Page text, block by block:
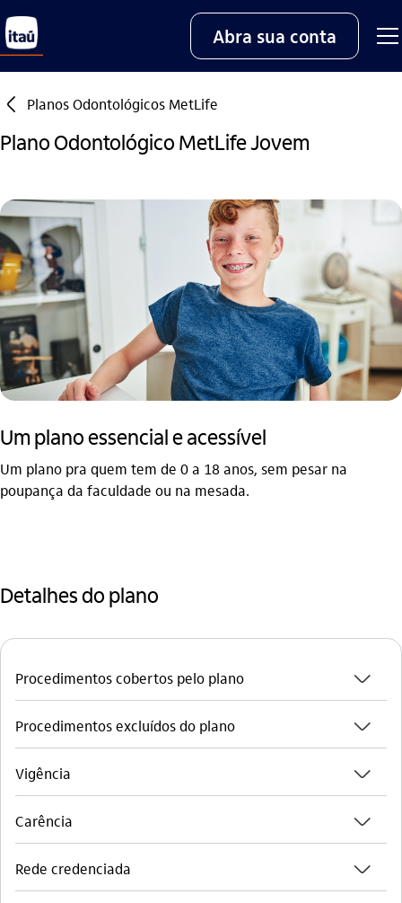
Abra sua conta
seta_esquerda Planos Odontológicos MetLife
Plano Odontológico MetLife Jovem
Um plano essencial e acessível
Um plano pra quem tem de 0 a 18 anos, sem pesar na
poupança da faculdade ou na mesada.
Detalhes do plano
Procedimentos cobertos pelo plano seta_baixo
Procedimentos excluídos do plano seta_baixo
Vigência seta_baixo
Carência seta_baixo
Rede credenciada seta_baixo